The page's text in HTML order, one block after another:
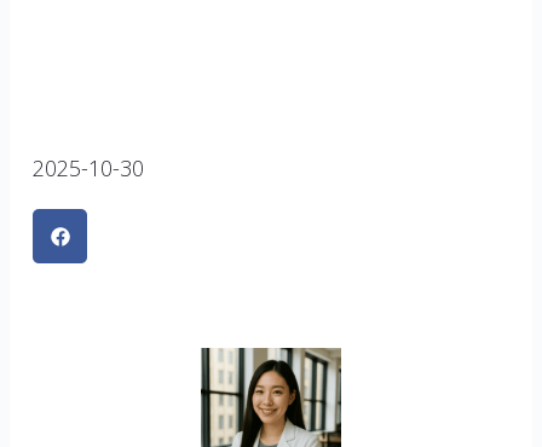
2025-10-30